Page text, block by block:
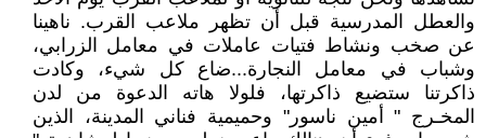
والعطل المدرسية قبل أن تظهر ملاعب القرب. ناهينا
عن صخب ونشاط فتيات عاملات في معامل الزرابي،
وشباب في معامل النجارة...ضاع كل شيء، وكادت
ذاكرتنا ستضيع ذاكرتها، فلولا هاته الدعوة من لدن
المخـرج " أمين ناسور" وحميمية فناني المدينة، الذين